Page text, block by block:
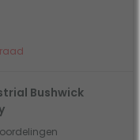
Bushwick